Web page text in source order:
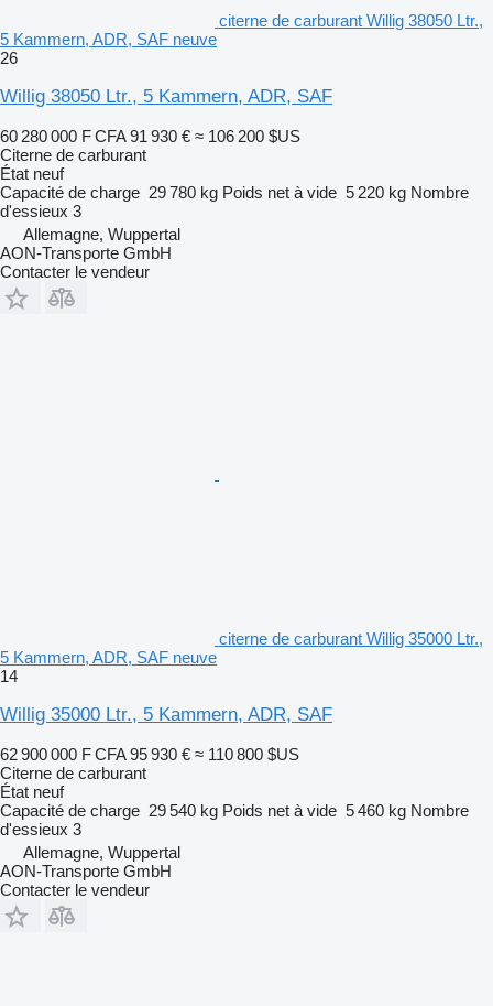
citerne de carburant Willig 38050 Ltr.,
5 Kammern, ADR, SAF neuve
26
Willig 38050 Ltr., 5 Kammern, ADR, SAF
60 280 000 F CFA 91 930 € ≈ 106 200 $US
Citerne de carburant
État neuf
Capacité de charge 29 780 kg Poids net à vide 5 220 kg Nombre
d'essieux 3
Allemagne, Wuppertal
AON-Transporte GmbH
Contacter le vendeur
citerne de carburant Willig 35000 Ltr.,
5 Kammern, ADR, SAF neuve
14
Willig 35000 Ltr., 5 Kammern, ADR, SAF
62 900 000 F CFA 95 930 € ≈ 110 800 $US
Citerne de carburant
État neuf
Capacité de charge 29 540 kg Poids net à vide 5 460 kg Nombre
d'essieux 3
Allemagne, Wuppertal
AON-Transporte GmbH
Contacter le vendeur